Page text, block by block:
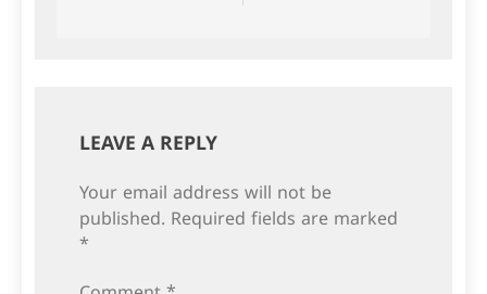
LEAVE A REPLY
Your email address will not be
published. Required fields are marked
*